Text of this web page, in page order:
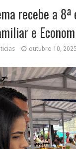
recebe a
e
outubro 10, 2025